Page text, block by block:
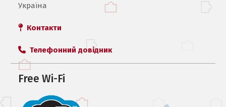
Україна
Контакти
Телефонний довідник
Free Wi-Fi